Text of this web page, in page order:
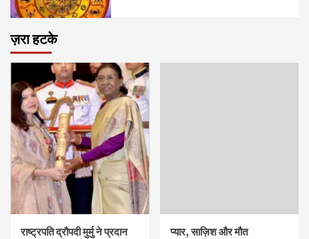
ज़रा हटके
राष्ट्रपति द्रौपदी मुर्मु ने प्रदान
प्यार, साज़िश और मौत